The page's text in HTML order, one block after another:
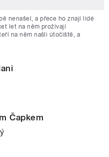
nenašel, a přece ho znají lidé
let na něm prožívají
na něm našli útočiště, a
Čapkem